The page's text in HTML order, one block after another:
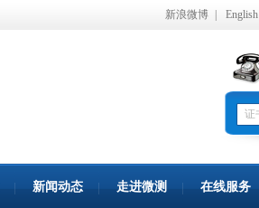
新浪微博 English
新闻动态 走进微测 在线服务